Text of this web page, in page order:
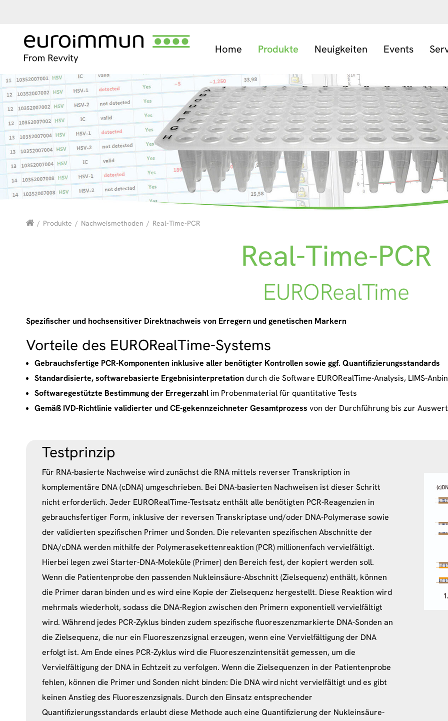
Home Produkte Neuigkeiten Events
/ Produkte / Nachweismethoden / Real-Time-PCR
Real-Time-PCR
EURORealTime
Spezifischer und hochsensitiver Direktnachweis von Erregern und genetischen Markern
Vorteile des EURORealTime-Systems
Gebrauchsfertige PCR-Komponenten inklusive aller benötigter Kontrollen sowie ggf. Quantifizierungsstandards
Standardisierte, softwarebasierte Ergebnisinterpretationdurch die Software EURORealTime-Analysis, LIMS-
Softwaregestützte Bestimmung der Erregerzahl im Probenmaterial für quantitative Tests
Gemäß IVD-Richtlinie validierter und CE-gekennzeichneter Gesamtprozess von der Durchführung bis zur
Testprinzip
Für RNA-basierte Nachweise wird zunächst die RNA mittels reverser Transkription in
komplementäre DNA (cDNA) umgeschrieben. Bei DNA-basierten Nachweisen ist dieser Schritt
nicht erforderlich. Jeder EURORealTime-Testsatz enthält alle benötigten PCR-Reagenzien in
gebrauchsfertiger Form, inklusive der reversen Transkriptase und/oder DNA-Polymerase sowie
der validierten spezifischen Primer und Sonden. Die relevanten spezifischen Abschnitte der
DNA/cDNA werden mithilfe der Polymerasekettenreaktion (PCR) millionenfach vervielfältigt.
Hierbei legen zwei Starter-DNA-Moleküle (Primer) den Bereich fest, der kopiert werden soll.
Wenn die Patientenprobe den passenden Nukleinsäure-Abschnitt (Zielsequenz) enthält, können
die Primer daran binden und es wird eine Kopie der Zielsequenz hergestellt. Diese Reaktion wird
mehrmals wiederholt, sodass die DNA-Region zwischen den Primern exponentiell vervielfältigt
wird. Während jedes PCR-Zyklus binden zudem spezifische fluoreszenzmarkierte DNA-Sonden an
die Zielsequenz, die nur ein Fluoreszenzsignal erzeugen, wenn eine Vervielfältigung der DNA
erfolgt ist. Am Ende eines PCR-Zyklus wird die Fluoreszenzintensität gemessen, um die
Vervielfältigung der DNA in Echtzeit zu verfolgen. Wenn die Zielsequenzen in der Patientenprobe
fehlen, können die Primer und Sonden nicht binden: Die DNA wird nicht vervielfältigt und es gibt
keinen Anstieg des Fluoreszenzsignals. Durch den Einsatz entsprechender
Quantifizierungsstandards erlaubt diese Methode auch eine Quantifizierung der Nukleinsäure-